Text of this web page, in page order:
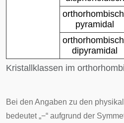
Kristallklassen im
pyramidal
dipyramidal
Bei den Angaben zu den
bedeutet „−“ aufgrund der